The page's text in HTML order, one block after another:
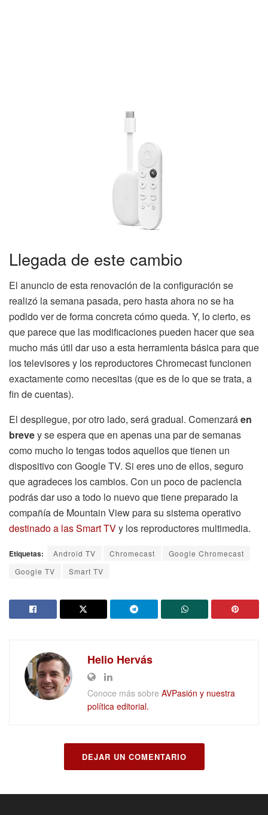
Llegada de este cambio
El anuncio de esta renovación de la configuración se
realizó la semana pasada, pero hasta ahora no se ha
podido ver de forma concreta cómo queda. Y, lo cierto, es
que parece que las modificaciones pueden hacer que sea
mucho más útil dar uso a esta herramienta básica para que
los televisores y los reproductores Chromecast funcionen
exactamente como necesitas (que es de lo que se trata, a
fin de cuentas).
El despliegue, por otro lado, será gradual. Comenzaráen
brevey se espera que en apenas una par de semanas
como mucho lo tengas todos aquellos que tienen un
dispositivo con Google TV. Si eres uno de ellos, seguro
que agradeces los cambios. Con un poco de paciencia
podrás dar uso a todo lo nuevo que tiene preparado la
compañía de Mountain View para su sistema operativo
destinado a las Smart TVy los reproductores multimedia.
Etiquetas: Android TV Chromecast
Google Chromecast
Google TV
Smart TV
Helio Hervás
Conoce más sobre AVPasión y nuestra
política editorial.
DEJAR UN COMENTARIO